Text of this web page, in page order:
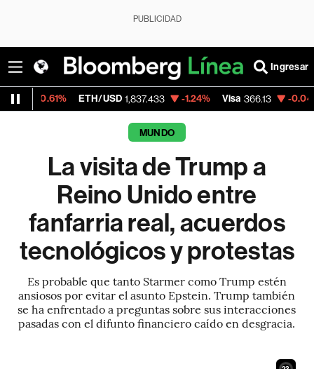
PUBLICIDAD
Ingresar
ETH/USD 1,837.433 -1.24% Visa 366.13 -0.04%
MUNDO
La visita de Trump a
Reino Unido entre
fanfarria real, acuerdos
tecnológicos y protestas
Es probable que tanto Starmer como Trump estén
ansiosos por evitar el asunto Epstein. Trump también
se ha enfrentado a preguntas sobre sus interacciones
pasadas con el difunto financiero caído en desgracia.